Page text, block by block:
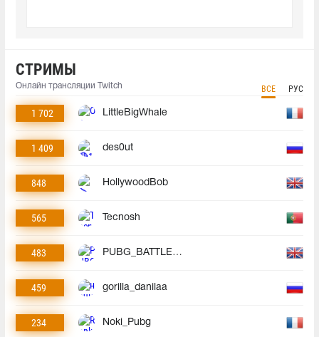
СТРИМЫ
Онлайн трансляции Twitch ВСЕ РУС
1 702 LittleBigWhale
1 409 des0ut
848 HollywoodBob
565 Tecnosh
483 PUBG_BATTLEGROUNDS
459 gorilla_danilaa
234 Noki_Pubg